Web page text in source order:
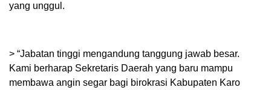
yang unggul.
> “Jabatan tinggi mengandung tanggung jawab besar.
Kami berharap Sekretaris Daerah yang baru mampu
membawa angin segar bagi birokrasi Kabupaten Karo